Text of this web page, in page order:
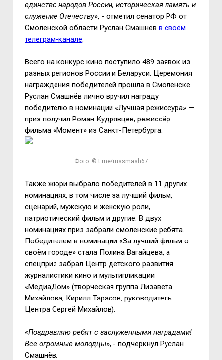
единство народов России, историческая память и
служение Отечеству», - отметил сенатор РФ от
Смоленской области Руслан Смашнёвв своём
телеграм-канале.
Всего на конкурс кино поступило 489 заявок из
разных регионов России и Беларуси. Церемония
награждения победителей прошла в Смоленске.
Руслан Смашнёв лично вручил награду
победителю в номинации «Лучшая режиссура» —
приз получил Роман Кудрявцев, режиссёр
фильма «Момент» из Санкт-Петербурга.
Фото: © t.me/russmash67
Также жюри выбрало победителей в 11 других
номинациях, в том числе за лучший фильм,
сценарий, мужскую и женскую роли,
патриотический фильм и другие. В двух
номинациях приз забрали смоленские ребята.
Победителем в номинации «За лучший фильм о
своём городе» стала Полина Вагайцева, а
спецприз забрал Центр детского развития
журналистики кино и мультипликации
«МедиаДом» (творческая группа Лизавета
Михайлова, Кирилл Тарасов, руководитель
Центра Сергей Михайлов).
«Поздравляю ребят с заслуженными наградами!
Все огромные молодцы», - подчеркнул Руслан
Смашнёв.